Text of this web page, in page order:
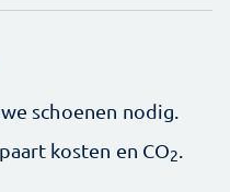
schoenen nodig.
kosten en CO2